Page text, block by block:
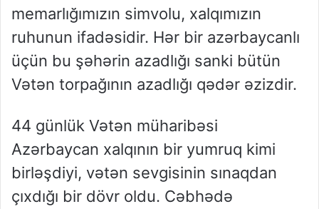
memarlığımızın simvolu, xalqımızın
ruhunun ifadəsidir. Hər bir azərbaycanlı
üçün bu şəhərin azadlığı sanki bütün
Vətən torpağının azadlığı qədər əzizdir.
44 günlük Vətən müharibəsi
Azərbaycan xalqının bir yumruq kimi
birləşdiyi, vətən sevgisinin sınaqdan
çıxdığı bir dövr oldu. Cəbhədə